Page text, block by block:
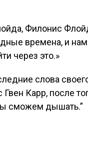
Филонис
времена, и
через это.»
слова
Гвен Карр, после
сможем дышать.”